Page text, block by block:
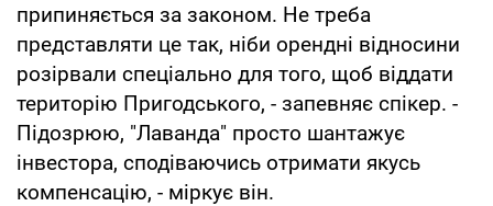
припиняється за законом. Не треба
представляти це так, ніби орендні відносини
розірвали спеціально для того, щоб віддати
територію Пригодського, - запевняє спікер. -
Підозрюю, "Лаванда" просто шантажує
інвестора, сподіваючись отримати якусь
компенсацію, - міркує він.